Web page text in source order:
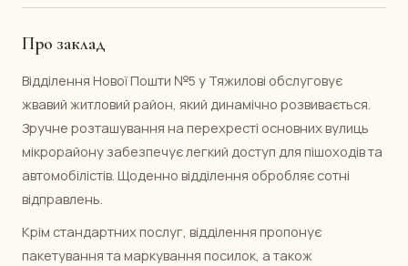
Про заклад
Відділення Нової Пошти №5 у Тяжилові обслуговує
жвавий житловий район, який динамічно розвивається.
Зручне розташування на перехресті основних вулиць
мікрорайону забезпечує легкий доступ для пішоходів та
автомобілістів. Щоденно відділення обробляє сотні
відправлень.
Крім стандартних послуг, відділення пропонує
пакетування та маркування посилок, а також